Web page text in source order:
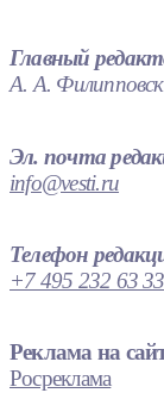
Главный
А. А.
Эл. почта
info@vesti.ru
Телефон
+7 495 232 63 33
Реклама на
Росреклама